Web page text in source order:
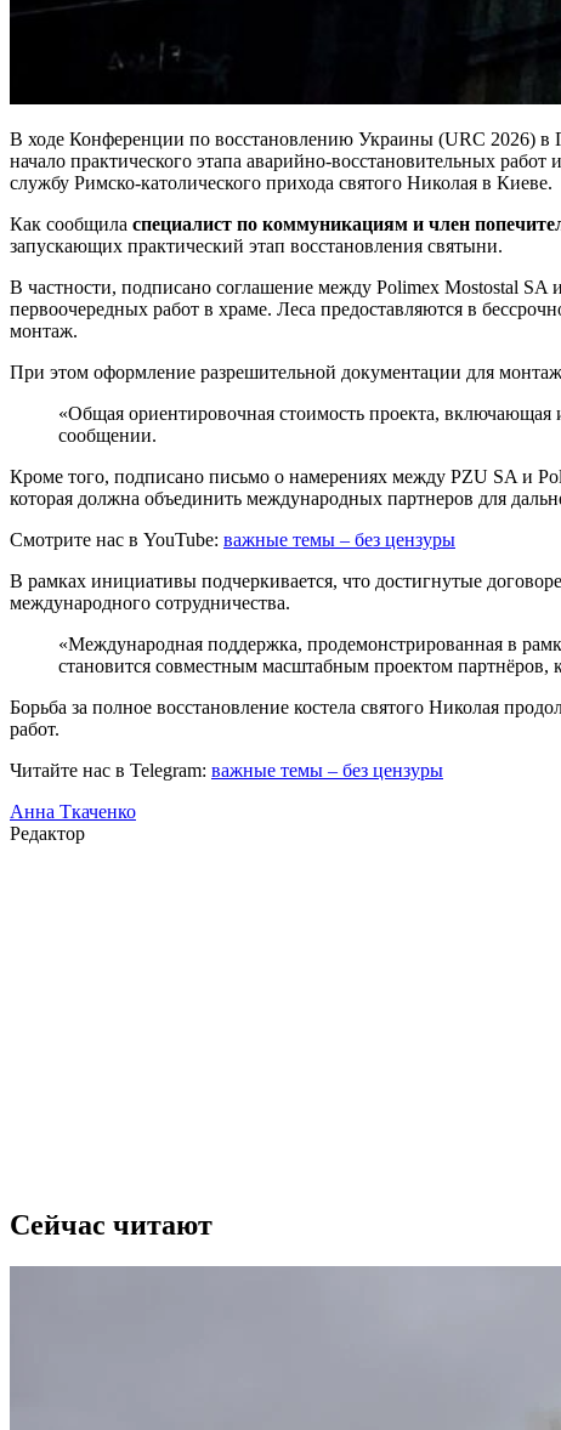
В ходе Конференции по восстановлению Украины (URC 2026) в
начало практического этапа аварийно-восстановительных
службу Римско-католического прихода святого Николая в Киеве.
Как сообщила специалист по коммуникациям и член
запускающих практический этап восстановления святыни.
В частности, подписано соглашение между Polimex Mostostal SA
первоочередных работ в храме. Леса предоставляются в
монтаж.
При этом оформление разрешительной документации для
«Общая ориентировочная стоимость проекта, включающая
сообщении.
Кроме того, подписано письмо о намерениях между PZU SA и
которая должна объединить международных партнеров для
Смотрите нас в YouTube: важные темы – без цензуры
В рамках инициативы подчеркивается, что достигнутые
международного сотрудничества.
«Международная поддержка, продемонстрированная в
становится совместным масштабным проектом партнёров,
Борьба за полное восстановление костела святого Николая
работ.
Читайте нас в Telegram: важные темы – без цензуры
Анна Ткаченко
Редактор
Сейчас читают